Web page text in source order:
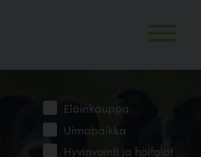
Eläinkauppa
Uimapaikka
Hyvinvointi ja hoitolat